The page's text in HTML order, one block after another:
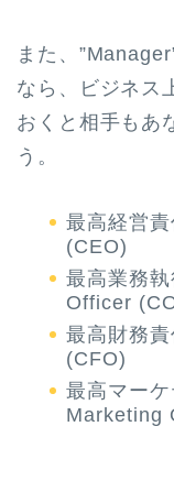
また、
なら、ビジネス
おくと相手もあ
う。
最高経営
(CEO)
最高業務
Officer
最高財務
(CFO)
最高マー
Marketing